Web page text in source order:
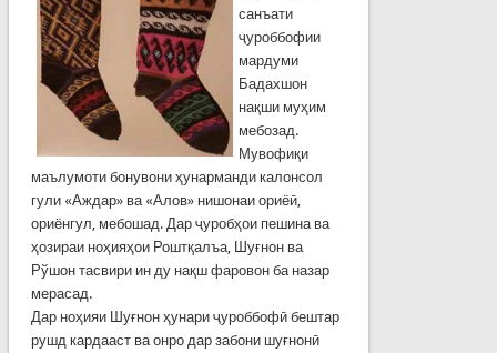
санъати
ҷуроббофии
мардуми
Бадахшон
нақши муҳим
мебозад.
Мувофиқи
маълумоти бонувони ҳунарманди калонсол
гули «Аждар» ва «Алов» нишонаи ориёӣ,
ориёнгул, мебошад. Дар ҷуробҳои пешина ва
ҳозираи ноҳияҳои Роштқалъа, Шуғнон ва
Рўшон тасвири ин ду нақш фаровон ба назар
мерасад.
Дар ноҳияи Шуғнон ҳунари ҷуроббофӣ бештар
рушд кардааст ва онро дар забони шуғнонӣ